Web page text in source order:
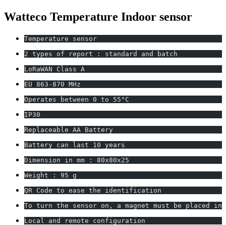
Watteco Temperature Indoor sensor
Temperature sensor
2 types of report : standard and batch
LoRaWAN Class A
EU 863-870 MHz
Operates between 0 to 55°C
IP30
Replaceable AA Battery
Battery can last 10 years
Dimension in mm : 80x80x25
Weight : 95 g
QR Code to ease the identification
To turn the sensor on, a magnet must be placed
Local and remote configuration